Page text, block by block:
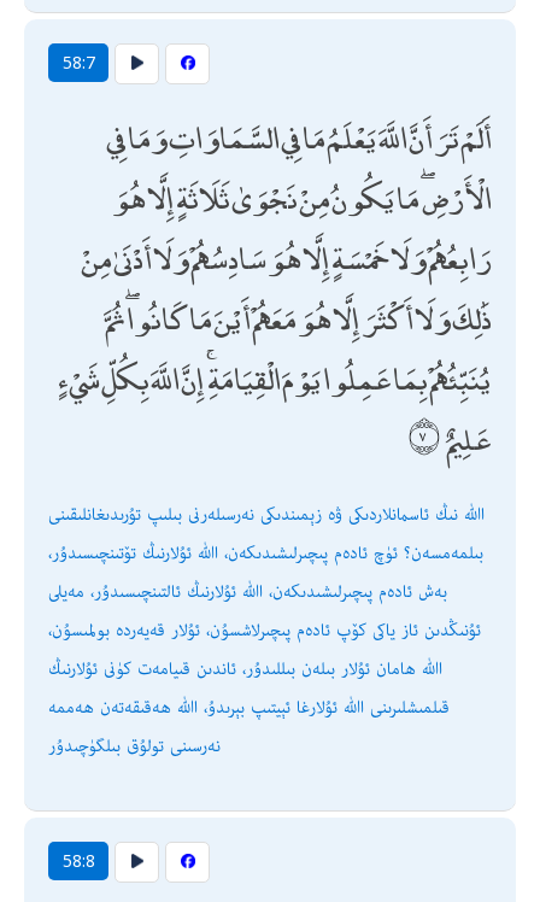
58:7
أَلَمْ تَرَ أَنَّ اللَّهَ يَعْلَمُ مَا فِي السَّمَاوَاتِ وَمَا فِي
الْأَرْضِ ۖ مَا يَكُونُ مِنْ نَجْوَىٰ ثَلَاثَةٍ إِلَّا هُوَ
رَابِعُهُمْ وَلَا خَمْسَةٍ إِلَّا هُوَ سَادِسُهُمْ وَلَا أَدْنَىٰ مِنْ
ذَٰلِكَ وَلَا أَكْثَرَ إِلَّا هُوَ مَعَهُمْ أَيْنَ مَا كَانُوا ۖ ثُمَّ
يُنَبِّئُهُمْ بِمَا عَمِلُوا يَوْمَ الْقِيَامَةِ ۚ إِنَّ اللَّهَ بِكُلِّ شَيْءٍ
عَلِيمٌ
اﷲ نىڭ ئاسمانلاردىكى ۋە زېمىندىكى نەرسىلەرنى بىلىپ تۇرىدىغانلىقىنى
بىلمەمسەن؟ ئۈچ ئادەم پىچىرلىشىدىكەن، اﷲ ئۇلارنىڭ تۆتىنچىسىدۇر،
بەش ئادەم پىچىرلىشىدىكەن، اﷲ ئۇلارنىڭ ئالتىنچىسىدۇر، مەيلى
ئۇنىڭدىن ئاز ياكى كۆپ ئادەم پىچىرلاشسۇن، ئۇلار قەيەردە بولمىسۇن،
اﷲ ھامان ئۇلار بىلەن بىللىدۇر، ئاندىن قىيامەت كۈنى ئۇلارنىڭ
قىلمىشلىرىنى اﷲ ئۇلارغا ئېيتىپ بېرىدۇ، اﷲ ھەقىقەتەن ھەممە
نەرسىنى تولۇق بىلگۈچىدۇر
58:8